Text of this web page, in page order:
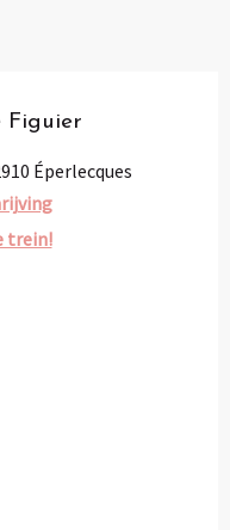
Figuier
Éperlecques
trein!